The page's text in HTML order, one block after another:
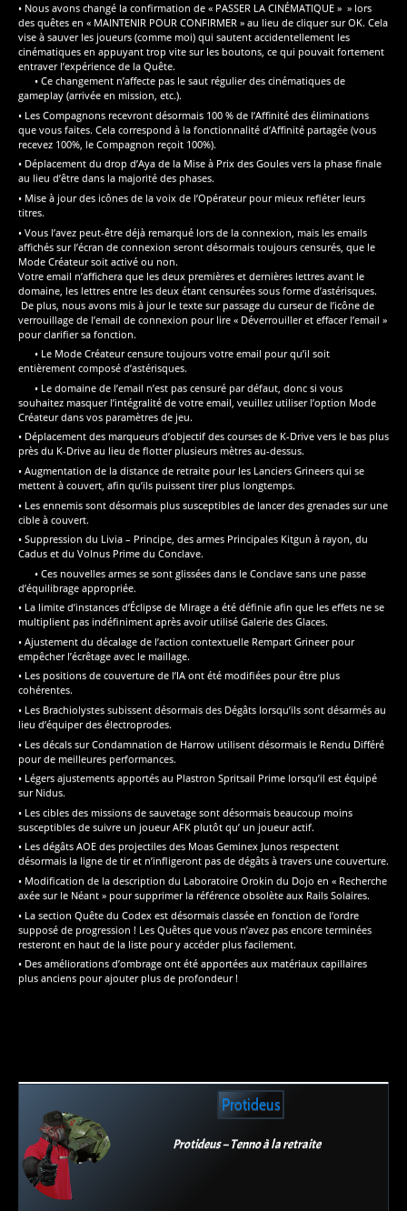
• Nous avons changé la confirmation de « PASSER LA CINÉMATIQUE » » lors
des quêtes en « MAINTENIR POUR CONFIRMER » au lieu de cliquer sur OK. Cela
vise à sauver les joueurs (comme moi) qui sautent accidentellement les
cinématiques en appuyant trop vite sur les boutons, ce qui pouvait fortement
entraver l’expérience de la Quête.
• Ce changement n’affecte pas le saut régulier des cinématiques de
gameplay (arrivée en mission, etc.).
• Les Compagnons recevront désormais 100 % de l’Affinité des éliminations
que vous faites. Cela correspond à la fonctionnalité d’Affinité partagée (vous
recevez 100%, le Compagnon reçoit 100%).
• Déplacement du drop d’Aya de la Mise à Prix des Goules vers la phase finale
au lieu d’être dans la majorité des phases.
• Mise à jour des icônes de la voix de l’Opérateur pour mieux refléter leurs
titres.
• Vous l’avez peut-être déjà remarqué lors de la connexion, mais les emails
affichés sur l’écran de connexion seront désormais toujours censurés, que le
Mode Créateur soit activé ou non.
Votre email n’affichera que les deux premières et dernières lettres avant le
domaine, les lettres entre les deux étant censurées sous forme d’astérisques.
De plus, nous avons mis à jour le texte sur passage du curseur de l’icône de
verrouillage de l’email de connexion pour lire « Déverrouiller et effacer l’email »
pour clarifier sa fonction.
• Le Mode Créateur censure toujours votre email pour qu’il soit
entièrement composé d’astérisques.
• Le domaine de l’email n’est pas censuré par défaut, donc si vous
souhaitez masquer l’intégralité de votre email, veuillez utiliser l’option Mode
Créateur dans vos paramètres de jeu.
• Déplacement des marqueurs d’objectif des courses de K-Drive vers le bas plus
près du K-Drive au lieu de flotter plusieurs mètres au-dessus.
• Augmentation de la distance de retraite pour les Lanciers Grineers qui se
mettent à couvert, afin qu’ils puissent tirer plus longtemps.
• Les ennemis sont désormais plus susceptibles de lancer des grenades sur une
cible à couvert.
• Suppression du Livia – Principe, des armes Principales Kitgun à rayon, du
Cadus et du Volnus Prime du Conclave.
• Ces nouvelles armes se sont glissées dans le Conclave sans une passe
d’équilibrage appropriée.
• La limite d’instances d’Éclipse de Mirage a été définie afin que les effets ne se
multiplient pas indéfiniment après avoir utilisé Galerie des Glaces.
• Ajustement du décalage de l’action contextuelle Rempart Grineer pour
empêcher l’écrêtage avec le maillage.
• Les positions de couverture de l’IA ont été modifiées pour être plus
cohérentes.
• Les Brachiolystes subissent désormais des Dégâts lorsqu’ils sont désarmés au
lieu d’équiper des électroprodes.
• Les décals sur Condamnation de Harrow utilisent désormais le Rendu Différé
pour de meilleures performances.
• Légers ajustements apportés au Plastron Spritsail Prime lorsqu’il est équipé
sur Nidus.
• Les cibles des missions de sauvetage sont désormais beaucoup moins
susceptibles de suivre un joueur AFK plutôt qu’ un joueur actif.
• Les dégâts AOE des projectiles des Moas Geminex Junos respectent
désormais la ligne de tir et n’infligeront pas de dégâts à travers une couverture.
• Modification de la description du Laboratoire Orokin du Dojo en « Recherche
axée sur le Néant » pour supprimer la référence obsolète aux Rails Solaires.
• La section Quête du Codex est désormais classée en fonction de l’ordre
supposé de progression ! Les Quêtes que vous n’avez pas encore terminées
resteront en haut de la liste pour y accéder plus facilement.
• Des améliorations d’ombrage ont été apportées aux matériaux capillaires
plus anciens pour ajouter plus de profondeur !
Protideus
Protideus – Tenno à la retraite